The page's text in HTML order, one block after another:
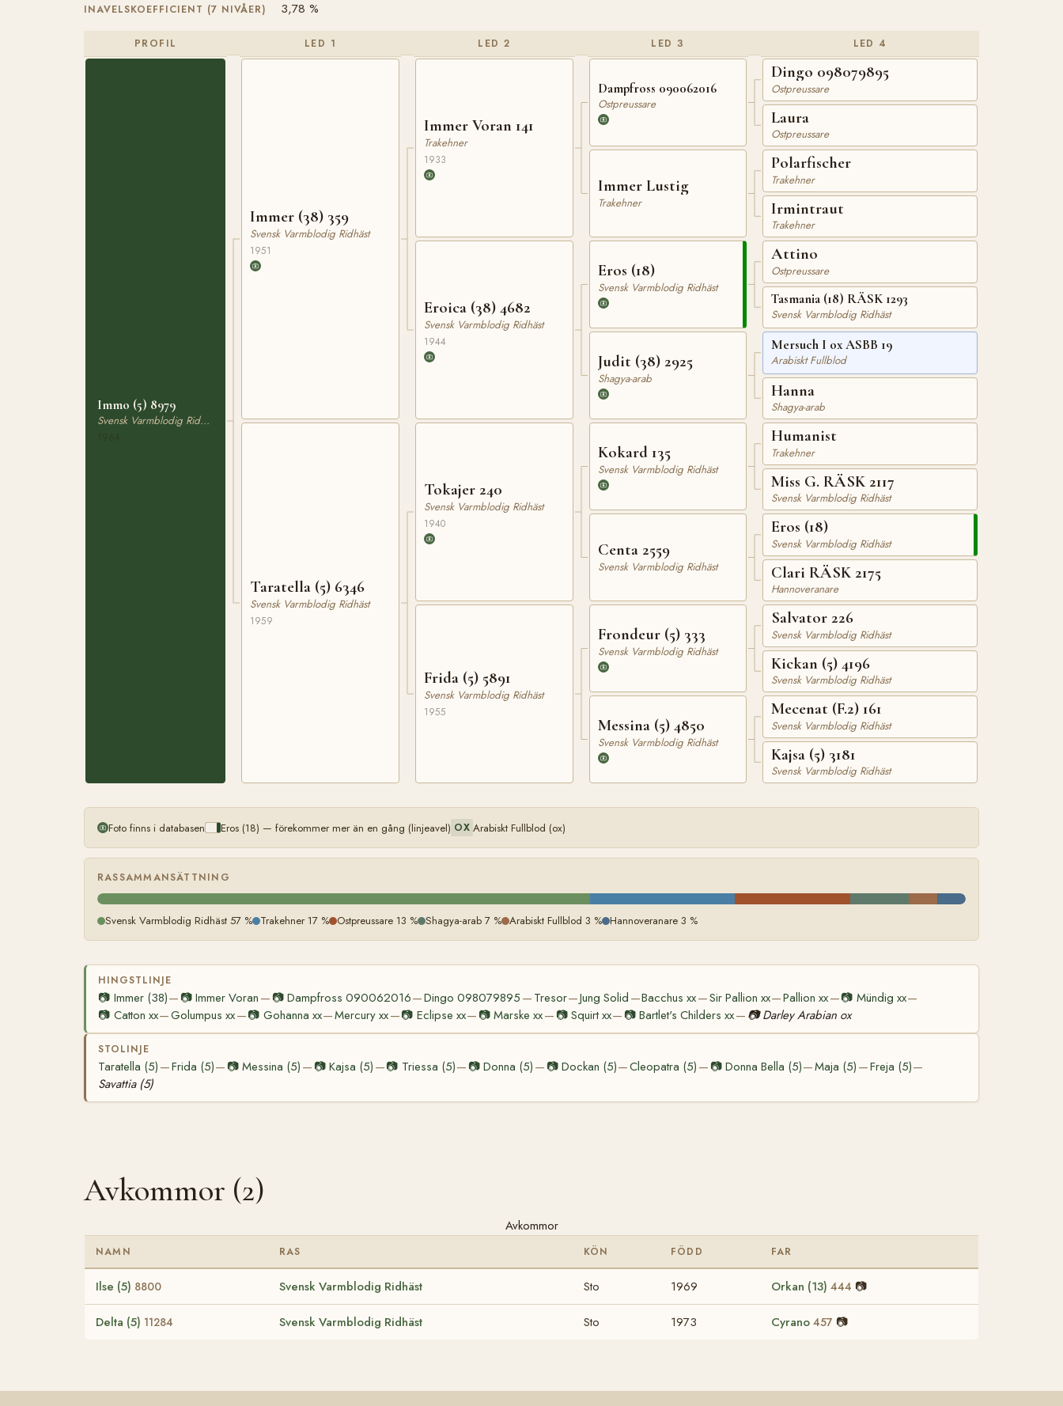
INAVELSKOEFFICIENT (7 NIVÅER) 3,78 %
PROFIL
Immo (5) 8979
Svensk Varmblodig Ridhäst
LED 1
Immer (38) 359
Svensk Varmblodig Ridhäst
1951
Taratella (5) 6346
Svensk Varmblodig Ridhäst
1959
LED 2
Immer Voran 141
Trakehner
1933
Eroica (38) 4682
Svensk Varmblodig Ridhäst
1944
Tokajer 240
Svensk Varmblodig Ridhäst
1940
Frida (5) 5891
Svensk Varmblodig Ridhäst
1955
LED 3
Dampfross 090062016
Ostpreussare
Immer Lustig
Trakehner
Eros (18)
Svensk Varmblodig Ridhäst
Judit (38) 2925
Shagya-arab
Kokard 135
Svensk Varmblodig Ridhäst
Centa 2559
Svensk Varmblodig Ridhäst
Frondeur (5) 333
Svensk Varmblodig Ridhäst
Messina (5) 4850
Svensk Varmblodig Ridhäst
LED 4
Dingo 098079895
Ostpreussare
Laura
Ostpreussare
Polarfischer
Trakehner
Irmintraut
Trakehner
Attino
Ostpreussare
Tasmania (18) RÄSK 1293
Svensk Varmblodig Ridhäst
Mersuch I ox ASBB 19
Arabiskt Fullblod
Hanna
Shagya-arab
Humanist
Trakehner
Miss G. RÄSK 2117
Svensk Varmblodig Ridhäst
Eros (18)
Svensk Varmblodig Ridhäst
Clari RÄSK 2175
Hannoveranare
Salvator 226
Svensk Varmblodig Ridhäst
Kickan (5) 4196
Svensk Varmblodig Ridhäst
Mecenat (F.2) 161
Svensk Varmblodig Ridhäst
Kajsa (5) 3181
Svensk Varmblodig Ridhäst
Foto finns i databasen Eros (18) — förekommer mer än en gång (linjeavel) OX Arabiskt Fullblod (ox)
RASSAMMANSÄTTNING
Svensk Varmblodig Ridhäst 57 % Trakehner 17 % Ostpreussare 13 % Shagya-arab 7 % Arabiskt Fullblod 3 % Hannoveranare 3 %
HINGSTLINJE
📷 Immer (38)— 📷Immer Voran — 📷 Dampfross 090062016—Dingo 098079895 — Tresor—Jung Solid —Bacchus xx—Sir Pallion xx—Pallion xx—📷 Mündig xx—
📷 Catton xx—Golumpus xx—📷 Gohanna xx—Mercury xx—📷 Eclipse xx— 📷Marske xx— 📷 Squirt xx— 📷 Bartlet's Childers xx— 📷 Darley Arabian ox
STOLINJE
Taratella (5) —Frida (5)— 📷Messina (5) — 📷Kajsa (5) —📷 Triessa (5)— 📷Donna (5) — 📷 Dockan (5)—Cleopatra (5) — 📷 Donna Bella (5)—Maja (5) —Freja (5)—
Savattia (5)
Avkommor (2)
Avkommor
NAMN RAS KÖN FÖDD FAR
Ilse (5) 8800 Svensk Varmblodig Ridhäst Sto 1969 Orkan (13) 444 📷
Delta (5) 11284 Svensk Varmblodig Ridhäst Sto 1973 Cyrano 457 📷